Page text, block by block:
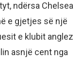
ndërsa Chelsea
e gjetjes së një
e klubit anglez
asnjë cent nga